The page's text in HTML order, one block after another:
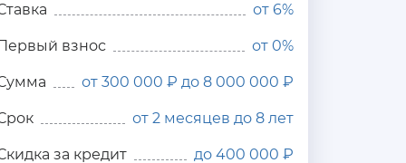
от 6%
взнос от 0%
от 300 000 ₽ до 8 000 000 ₽
от 2 месяцев до 8 лет
за кредит до 400 000 ₽